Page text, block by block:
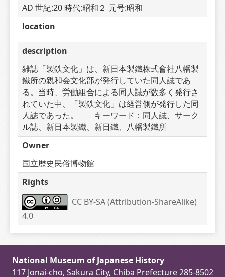
AD 世紀:20 時代:昭和２ 元号:昭和
location
description
雑誌「製鉄文化」は、新日本製鐵株式會社八幡製
鐵所の親和会文化部が発行していた同人誌であ
る。当時、労働組合による同人誌が数多く発行さ
れていた中、「製鉄文化」は経営側が発行した同
人誌であった。　　キーワード：同人誌、サーク
ル誌、新日本製鐵、新日鐵、八幡製鐵所
Owner
国立歴史民俗博物館
Rights
CC BY-SA (Attribution-ShareAlike)
4.0
National Museum of Japanese History
117 Jonai-cho, Sakura City, Chiba Prefecture 285-8502